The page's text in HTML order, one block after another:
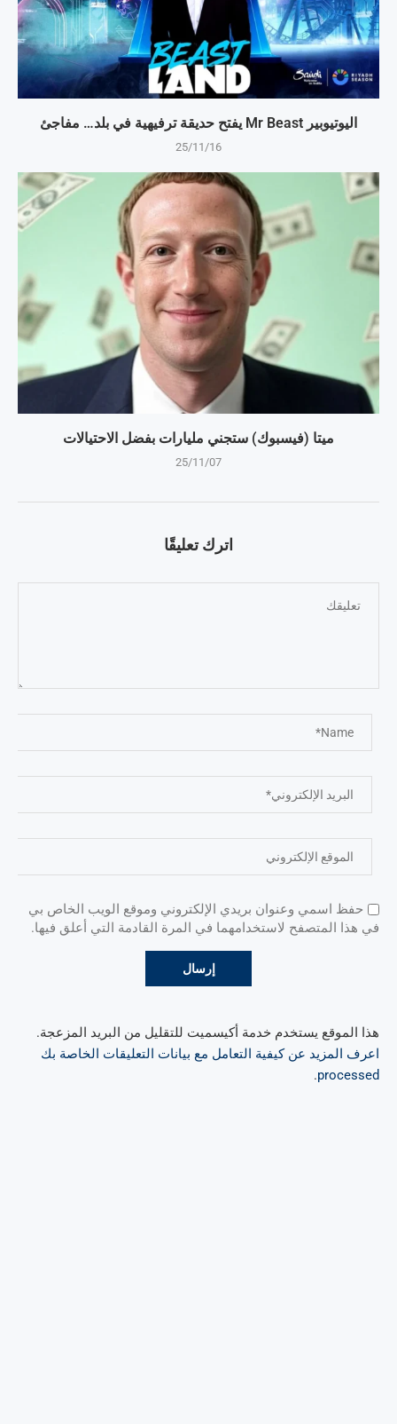
اليوتيوبير Mr Beast يفتح حديقة ترفيهية في بلد… مفاجئ
25/11/16
ميتا (فيسبوك) ستجني مليارات بفضل الاحتيالات
25/11/07
اترك تعليقًا
حفظ اسمي وعنوان بريدي الإلكتروني وموقع الويب الخاص بي
في هذا المتصفح لاستخدامهما في المرة القادمة التي أعلق فيها.
هذا الموقع يستخدم خدمة أكيسميت للتقليل من البريد المزعجة.
اعرف المزيد عن كيفية التعامل مع بيانات التعليقات الخاصة بك
processed
.